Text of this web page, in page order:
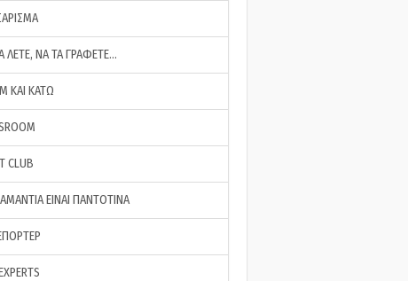
ΛΕΤΕ, ΝΑ ΤΑ ΓΡΑΦΕΤΕ…
ΚΑΙ ΚΑΤΩ
CLUB
ΕΙΝΑΙ ΠΑΝΤΟΤΙΝΑ